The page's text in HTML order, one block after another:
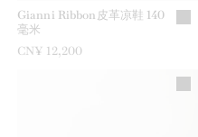
Gianni Ribbon皮革凉鞋 140
毫米
CN¥ 12,200